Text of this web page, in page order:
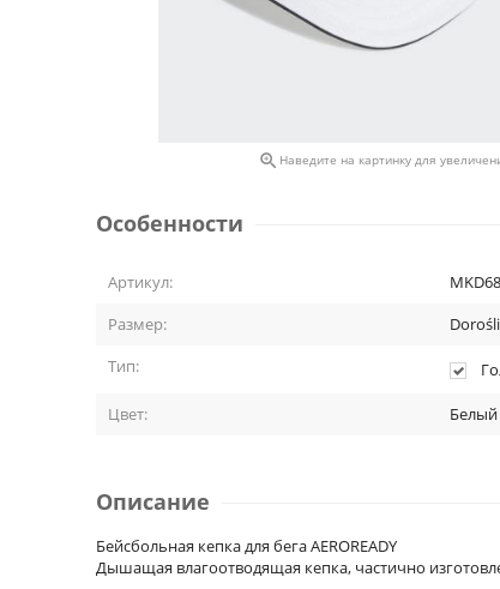
 Наведите на картинку для
Особенности
Артикул:
MKD68
Размер:
Тип:
Цвет: Белый
Описание
Бейсбольная кепка для бега AEROREADY
Дышащая влагоотводящая кепка, частично